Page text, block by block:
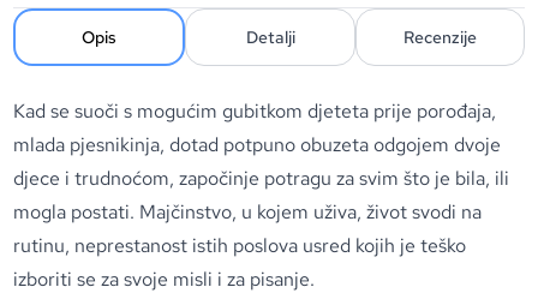
Opis Detalji Recenzije
Kad se suoči s mogućim gubitkom djeteta prije porođaja,
mlada pjesnikinja, dotad potpuno obuzeta odgojem dvoje
djece i trudnoćom, započinje potragu za svim što je bila, ili
mogla postati. Majčinstvo, u kojem uživa, život svodi na
rutinu, neprestanost istih poslova usred kojih je teško
izboriti se za svoje misli i za pisanje.